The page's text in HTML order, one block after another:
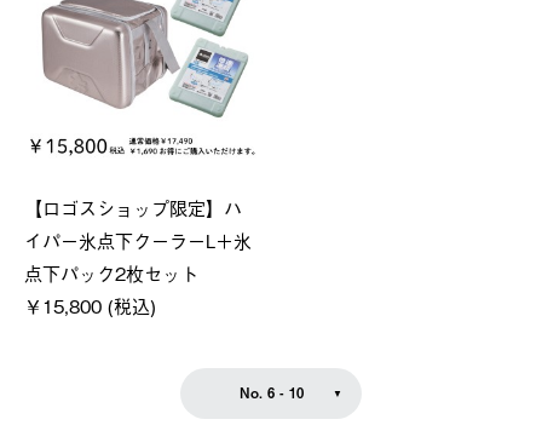
【ロゴスショップ限定】ハ
イパー氷点下クーラーL＋氷
点下パック2枚セット
￥15,800 (税込)
No. 6 - 10